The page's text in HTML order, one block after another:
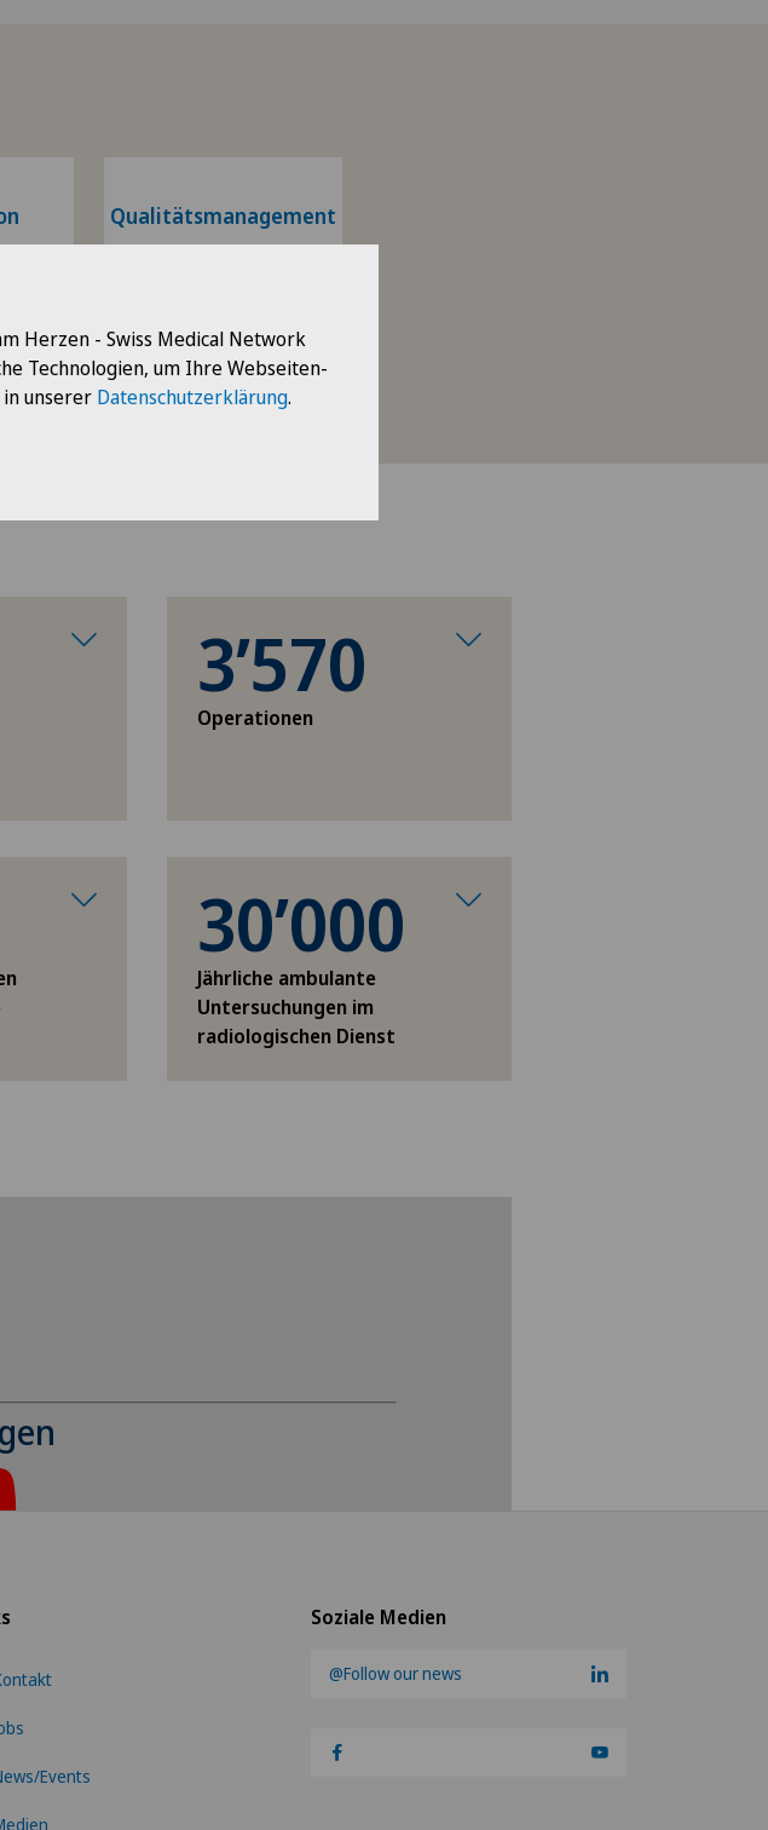
Qualitätsmanagement
3’570
Operationen
30’000
Jährliche ambulante
Untersuchungen im
radiologischen Dienst
in den Cookie-Einstellungen. Soziale Medien
@Follow our news
Events
Herzen - Swiss Medical Network
Technologien, um Ihre Webseiten-
unserer Datenschutzerklärung.